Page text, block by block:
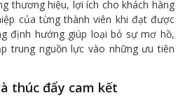
thương hiệu, lợi ích cho khách hàng
của từng thành viên khi đạt được
định hướng giúp loại bỏ sự mơ hồ,
trung nguồn lực vào những ưu tiên
thúc đẩy cam kết